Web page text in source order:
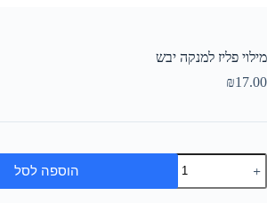
מילוי פליז למנקה יבש
₪17.00
הוספה לסל